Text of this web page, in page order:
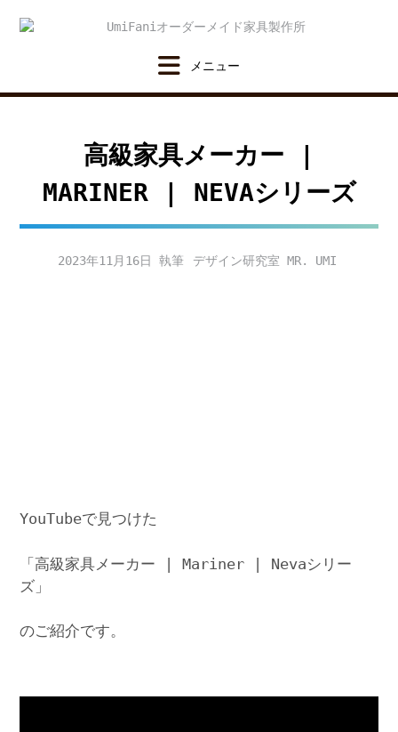
高級家具メーカー |
MARINER | NEVAシリーズ
2023年11月16日 デザイン研究室 MR. UMI
YouTubeで見つけた
「高級家具メーカー | Mariner | Nevaシリー
ズ」
のご紹介です。